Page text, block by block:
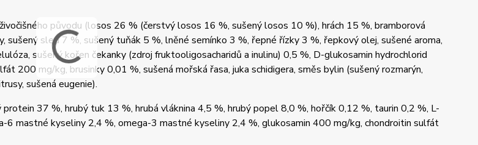
původu (losos 26 % (čerstvý losos 16 %, sušený losos 10 %), hrách 15 %, bramborová
sušený sleď 7 %, sušený tuňák 5 %, lněné semínko 3 %, řepné řízky 3 %, řepkový olej, sušené aroma,
sušený kořen čekanky (zdroj fruktooligosacharidů a inulinu) 0,5 %, D-glukosamin hydrochlorid
200 mg/kg, brusinky 0,01 %, sušená mořská řasa, juka schidigera, směs bylin (sušený rozmarýn,
sušená eugenie).
protein 37 %, hrubý tuk 13 %, hrubá vláknina 4,5 %, hrubý popel 8,0 %, hořčík 0,12 %, taurin 0,2 %, L-
6 mastné kyseliny 2,4 %, omega-3 mastné kyseliny 2,4 %, glukosamin 400 mg/kg, chondroitin sulfát